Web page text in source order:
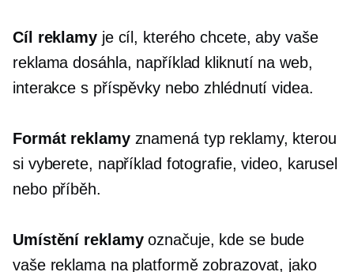
Cíl reklamyje cíl, kterého chcete, aby vaše
reklama dosáhla, například kliknutí na web,
interakce s příspěvky nebo zhlédnutí videa.
Formát reklamyznamená typ reklamy, kterou
si vyberete, například fotografie, video, karusel
nebo příběh.
Umístění reklamyoznačuje, kde se bude
vaše reklama na platformě zobrazovat, jako